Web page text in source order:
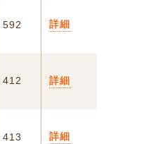
592 詳細
412 詳細
413 詳細